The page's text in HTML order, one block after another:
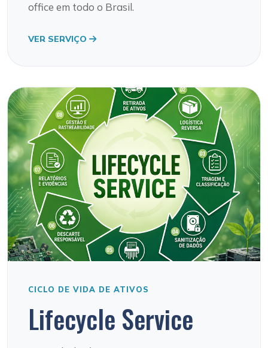
office em todo o Brasil.
VER SERVIÇO
CICLO DE VIDA DE ATIVOS
Lifecycle Service